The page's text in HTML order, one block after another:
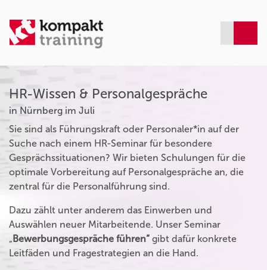
HR-Wissen & Personalgespräche
in Nürnberg im Juli
Sie sind als Führungskraft oder Personaler*in auf der
Suche nach einem HR-Seminar für besondere
Gesprächssituationen? Wir bieten Schulungen für die
optimale Vorbereitung auf Personalgespräche an, die
zentral für die Personalführung sind.
Dazu zählt unter anderem das Einwerben und
Auswählen neuer Mitarbeitende. Unser Seminar
„Bewerbungsgespräche führen“ gibt dafür konkrete
Leitfäden und Fragestrategien an die Hand.